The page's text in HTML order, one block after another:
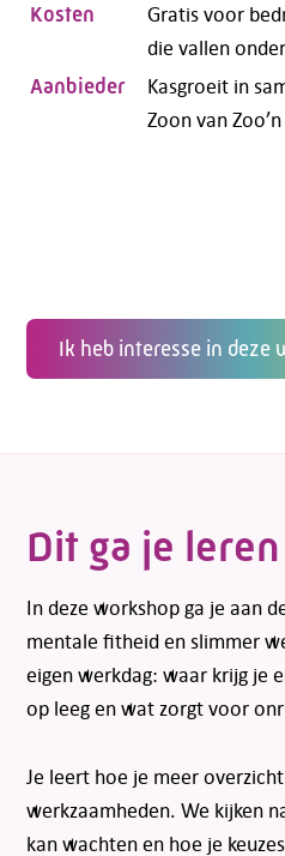
Kosten
Gratis voor
die vallen
Aanbieder
Kasgroeit in
Zoon van
Ik heb interesse in deze
Dit ga je leren
In deze workshop ga je aan
mentale fitheid en slimmer
eigen werkdag: waar krijg je
op leeg en wat zorgt voor
Je leert hoe je meer
werkzaamheden. We kijken
kan wachten en hoe je